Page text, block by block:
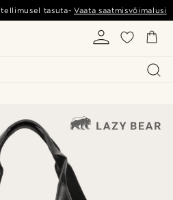
tellimusel tasuta-Vaata saatmisvõimalusi